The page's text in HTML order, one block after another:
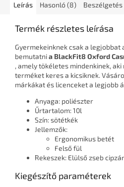
Leírás Hasonló (8) Beszélgetés
Termék részletes leírása
Gyermekeinknek csak a
bemutatnia BlackFit8 Oxford
, amely tökéletes mindenkinek, aki
terméket keres a kicsiknek.
márkákat és licenceket a legjobb
Anyaga: poliészter
Űrtartalom: 10l
Szín: sötétkék
Jellemzők:
Ergonomikus betét
Felső fül
Rekeszek: Elülső zseb
Kiegészítő paraméterek